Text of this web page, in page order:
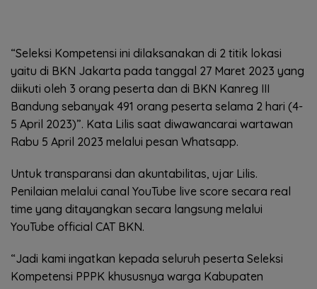
“Seleksi Kompetensi ini dilaksanakan di 2 titik lokasi
yaitu di BKN Jakarta pada tanggal 27 Maret 2023 yang
diikuti oleh 3 orang peserta dan di BKN Kanreg III
Bandung sebanyak 491 orang peserta selama 2 hari (4-
5 April 2023)”. Kata Lilis saat diwawancarai wartawan
Rabu 5 April 2023 melalui pesan Whatsapp.
Untuk transparansi dan akuntabilitas, ujar Lilis.
Penilaian melalui canal YouTube live score secara real
time yang ditayangkan secara langsung melalui
YouTube official CAT BKN.
“Jadi kami ingatkan kepada seluruh peserta Seleksi
Kompetensi PPPK khususnya warga Kabupaten